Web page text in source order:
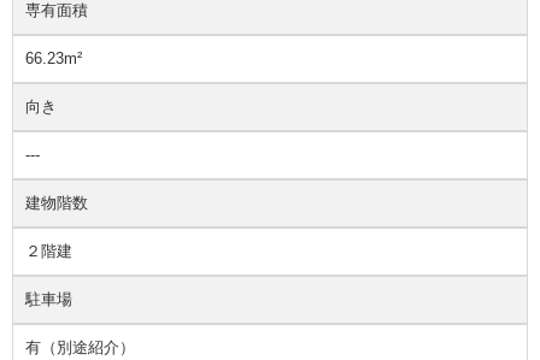
専有面積
66.23m²
向き
---
建物階数
２階建
駐車場
有（別途紹介）